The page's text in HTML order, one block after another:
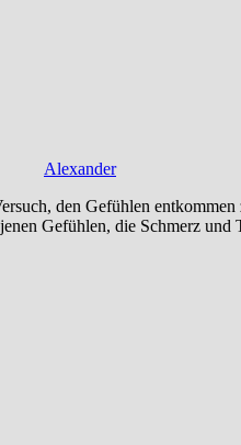
Alexander
den Gefühlen
Gefühlen, die Schmerz und